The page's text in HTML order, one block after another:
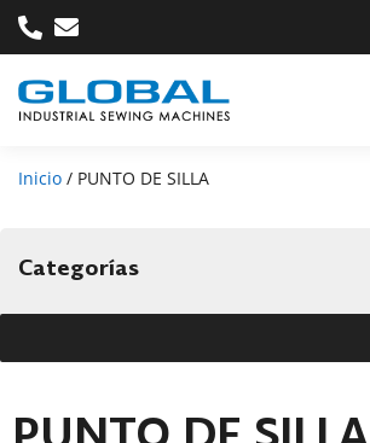
Inicio / PUNTO DE SILLA
Categorías